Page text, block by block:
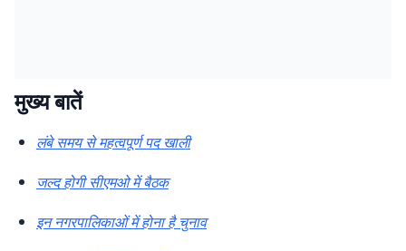
मुख्य बातें
लंबे समय से महत्वपूर्ण पद खाली
जल्द होगी सीएमओ में बैठक
इन नगरपालिकाओं में होना है चुनाव